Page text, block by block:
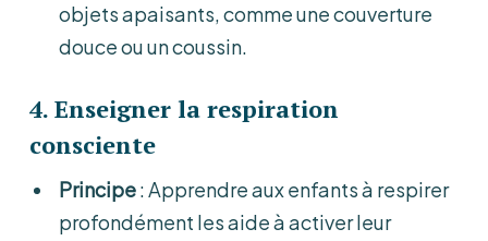
objets apaisants, comme une couverture
douce ou un coussin.
4. Enseigner la respiration
consciente
Principe: Apprendre aux enfants à respirer
profondément les aide à activer leur